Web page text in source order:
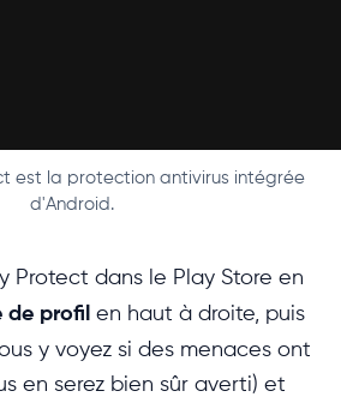
est la protection antivirus intégrée
d'Android.
Protect dans le Play Store en
de profil en haut à droite, puis
y voyez si des menaces ont
en serez bien sûr averti) et